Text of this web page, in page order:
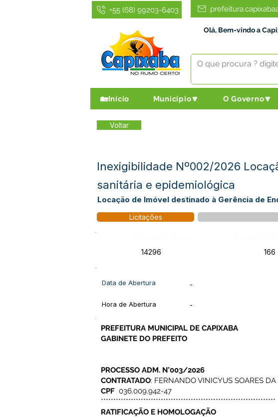
+55 (68) 99203-6403
Olá, Bem-vindo a
🏡Início Município🔽 O Governo🔽
Voltar
Inexigibilidade Nº002/2026
sanitária e epidemiológica
Locação de Imóvel destinado à Gerência de
Licitações
14296
166
Data de Abertura -
Hora de Abertura -
PREFEITURA MUNICIPAL DE CAPIXABA
GABINETE DO PREFEITO
PROCESSO ADM. N°003/2026
CONTRATADO: FERNANDO VINICYUS SOARES DA
CPF 036.009.942-47
**********************************************************************
RATIFICAÇÃO E HOMOLOGAÇÃO